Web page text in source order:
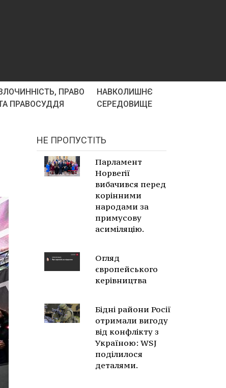
ПРАВО
ПРАВОСУДДЯ
НАВКОЛИШНЄ
СЕРЕДОВИЩЕ
НЕ ПРОПУСТІТЬ
Парламент
Норвегії
вибачився перед
корінними
народами за
примусову
асиміляцію.
Огляд
європейського
керівництва
Бідні райони Росії
отримали вигоду
від конфлікту з
Україною: WSJ
поділилося
деталями.